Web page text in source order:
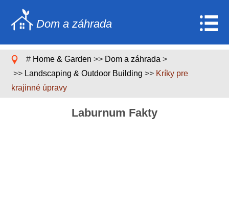
Dom a záhrada
Stavebníctvo a rekonštrukcia
Záhrada a trávnik
# Home & Garden >> Dom a záhrada >
>> Landscaping & Outdoor Building >> Kríky pre
krajinné úpravy
Laburnum Fakty